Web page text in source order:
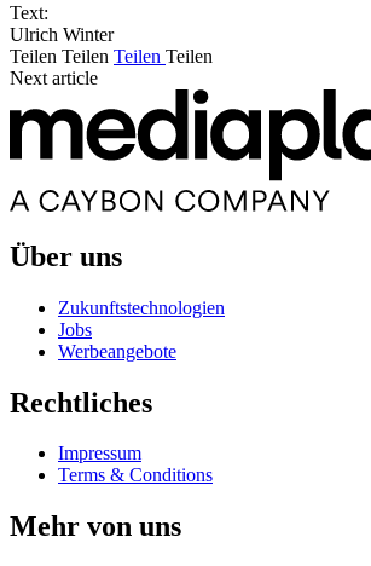
Text:
Ulrich Winter
Teilen Teilen Teilen Teilen
Next article
Über uns
Zukunftstechnologien
Jobs
Werbeangebote
Rechtliches
Impressum
Terms & Conditions
Mehr von uns